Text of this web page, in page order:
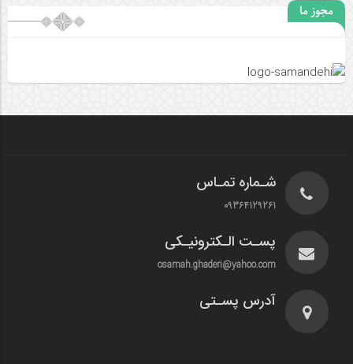
مجوز ما
شـماره تمـاس
09364129261
پسـت الـکترونیـکی
osamah.ghaderi@yahoo.com
آدرس پسـتی